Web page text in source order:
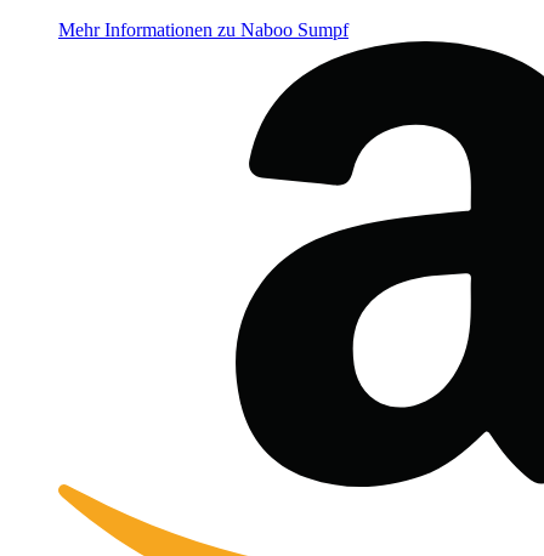
Mehr Informationen zu Naboo Sumpf